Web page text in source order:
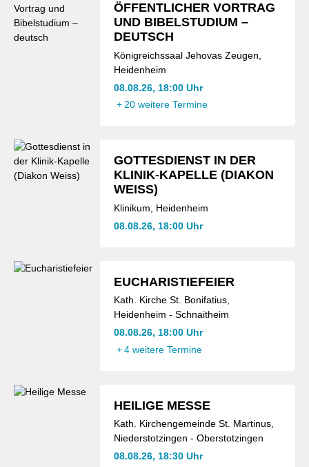
ÖFFENTLICHER VORTRAG
UND BIBELSTUDIUM –
DEUTSCH
Königreichssaal Jehovas Zeugen,
Heidenheim
08.08.26, 18:00 Uhr
+ 20 weitere Termine
GOTTESDIENST IN DER
KLINIK-KAPELLE (DIAKON
WEISS)
Klinikum, Heidenheim
08.08.26, 18:00 Uhr
EUCHARISTIEFEIER
Kath. Kirche St. Bonifatius,
Heidenheim - Schnaitheim
08.08.26, 18:00 Uhr
+ 4 weitere Termine
HEILIGE MESSE
Kath. Kirchengemeinde St. Martinus,
Niederstotzingen - Oberstotzingen
08.08.26, 18:30 Uhr